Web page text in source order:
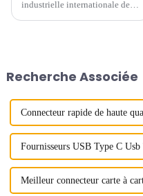
industrielle internationale de
et d'expositions de Shenzhen...
Recherche Associée
Connecteur rapide de haute
Fournisseurs USB Type C
Meilleur connecteur carte à